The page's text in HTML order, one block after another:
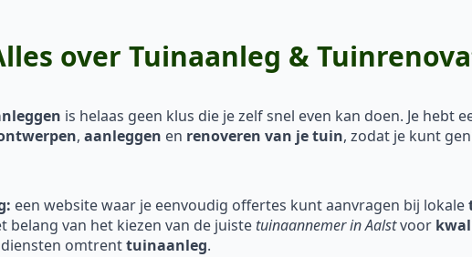
over Tuinaanleg &
is helaas geen klus die je zelf snel even kan doen. Je hebt
, aanleggen en renoveren van je tuin, zodat je kunt
een website waar je eenvoudig offertes kunt aanvragen bij lokale
belang van het kiezen van de juiste tuinaannemer in Aalstvoor
omtrenttuinaanleg.